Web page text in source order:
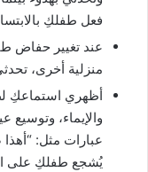
فعل طفلكِ
عند تغيير حفاض
منزلية أخرى،
أظهري استماعكِ
والإيماء،
عبارات مثل:
يُشجع طفلكِ على